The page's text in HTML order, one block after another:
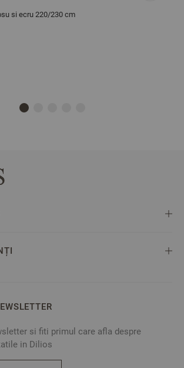
si ecru 220/230 cm
si fiti primul care afla despre
in Dilios